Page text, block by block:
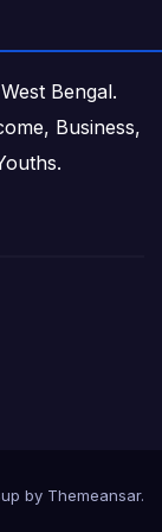
Bengal.
Business,
by Themeansar.